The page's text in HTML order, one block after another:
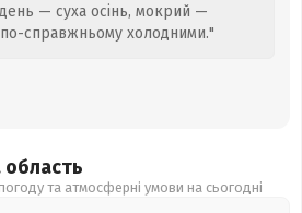
день — суха осінь, мокрий —
справжньому холодними."
область
та атмосферні умови на сьогодні